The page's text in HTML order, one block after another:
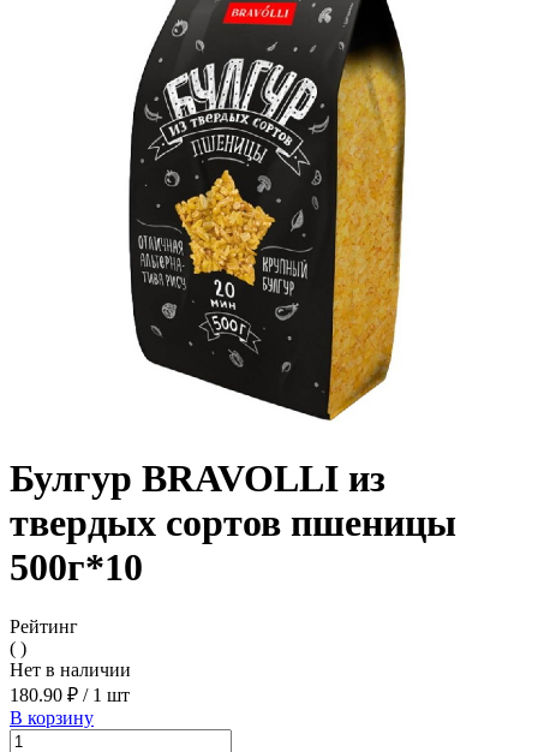
Булгур BRAVOLLI из
твердых сортов пшеницы
500г*10
Рейтинг
( )
Нет в наличии
180.90 ₽ /1 шт
В корзину